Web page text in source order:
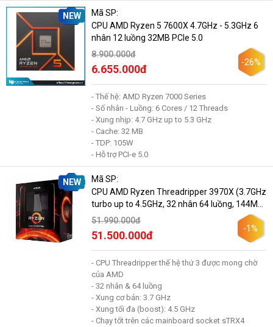
NEW
Mã SP:
CPU AMD Ryzen 5 7600X 4.7GHz - 5.3GHz 6
nhân 12 luồng 32MB PCle 5.0
8.900.000đ
6.655.000đ
-26%
- Thế hệ: AMD Ryzen 7000 Series
- Số nhân - Luồng: 6 Cores / 12 Threads
- Xung nhịp: 4.7 GHz up to 5.3 GHz
- Cache: 32 MB
- TDP: 105W
- Hỗ trợ PCI-e 5.0
NEW
Mã SP:
CPU AMD Ryzen Threadripper 3970X (3.7GHz
turbo up to 4.5GHz, 32 nhân 64 luồng, 144MB
Cache, 280W) - Socket sTRX4
51.990.000đ
51.500.000đ
-1%
- CPU Threadripper thế hệ thứ 3 được mong chờ
của AMD
- 32 nhân & 64 luồng
- Xung cơ bản: 3.7 GHz
- Xung tối đa (boost): 4.5 GHz
- Chạy tốt trên các mainboard socket sTRX4